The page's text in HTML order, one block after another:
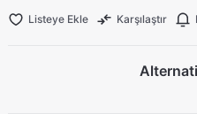
Listeye Ekle Karşılaştır